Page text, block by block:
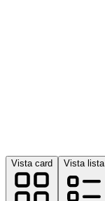
Vista card Vista lista